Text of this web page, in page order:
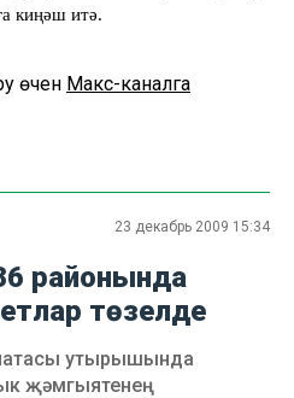
киңәш итә.
өчен Макс-каналга
23 декабрь 2009 15:34
районында
төзелде
утырышында
җәмгыятенең